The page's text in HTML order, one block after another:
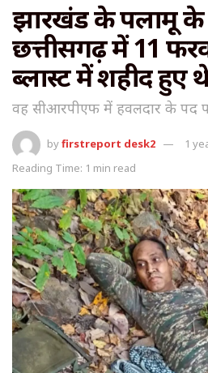
झारखंड के पलामू
छत्तीसगढ़ में 11
ब्लास्ट में शहीद हुए
वह सीआरपीएफ में हवलदार के पद
byfirstreport desk2
1
Reading Time: 1 min read